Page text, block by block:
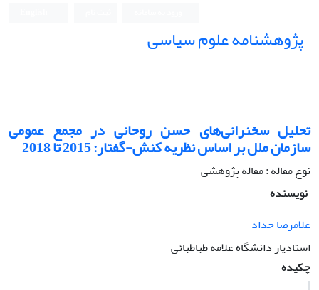
پژوهشنامه علوم سیاسی
تحلیل سخنرانی‌های حسن روحانی در مجمع عمومی
سازمان ملل بر اساس نظریه کنش-گفتار: 2015 تا 2018
نوع مقاله : مقاله پژوهشی
نویسنده
غلامرضا حداد
استادیار دانشگاه علامه طباطبائی
چکیده